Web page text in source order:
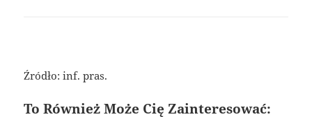
Źródło: inf. pras.
To Również Może Cię Zainteresować: